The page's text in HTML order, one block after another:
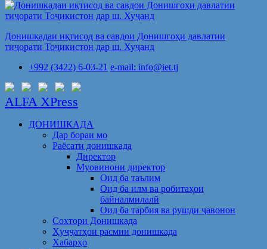
Донишкадаи иқтисод ва савдои Донишгоҳи давлатии
тиҷорати Тоҷикистон дар ш. Хуҷанд
+992 (3422) 6-03-21 e-mail: info@iet.tj
ALFA XPress
ДОНИШКАДА
Дар бораи мо
Раёсати донишкада
Директор
Муовинони директор
Оид ба таълим
Оид ба илм ва робитаҳои
байналмилалӣ
Оид ба тарбия ва рушди ҷавонон
Сохтори Донишкада
Ҳуҷҷатҳои расмии донишкада
Хабарҳо